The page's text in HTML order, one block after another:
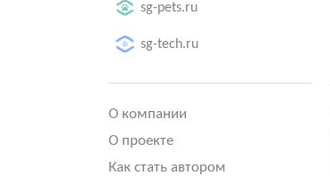
sg-pets.ru
sg-tech.ru
О компании
О проекте
Как стать автором